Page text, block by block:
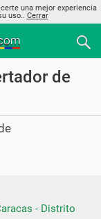
una mejor experiencia
uso.. Cerrar
de
- Distrito